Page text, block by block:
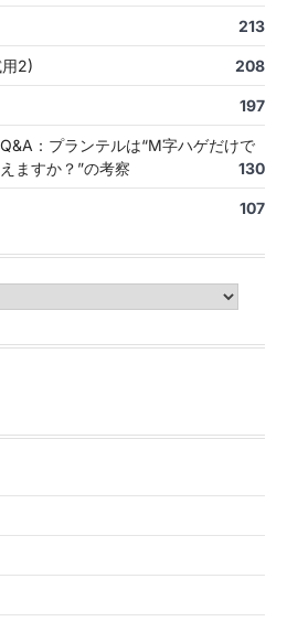
213
2) 208
197
：プランテルは“M字ハゲだけで
ますか？”の考察
130
107